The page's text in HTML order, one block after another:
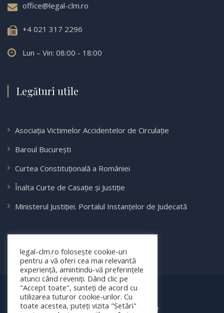
office@legal-clm.ro
+4 021 317 2296
Lun – Vin: 08:00 - 18:00
Legături utile
Asociația Victimelor Accidentelor de Circulație
Baroul București
Curtea Constituțională a României
Înalta Curte de Casație și Justiție
Ministerul Justiției. Portalul Instanțelor de Judecată
© 2025 legal-clm.ro
Toate drepturile rezervate
legal-clm.ro folosește cookie-uri
pentru a vă oferi cea mai relevantă
experiență, amintindu-vă preferințele
atunci când reveniți. Dând clic pe
"Accept toate", sunteți de acord cu
utilizarea tuturor cookie-urilor. Cu
toate acestea, puteți vizita "Setări"